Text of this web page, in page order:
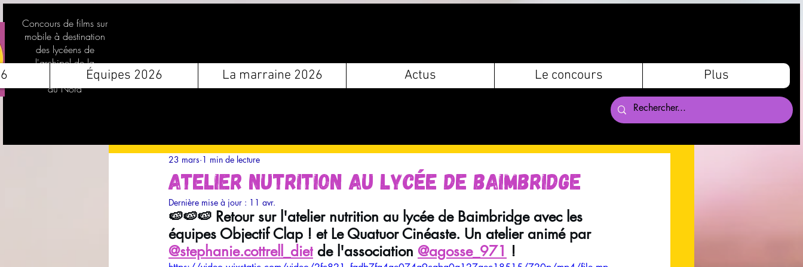
Concours de films sur
mobile à destination
des lycéens de
l'archipel de la
Guadeloupe et des Îles
du Nord
Équipes 2026 La marraine 2026 Actus Le concours Plus
Atelier nutrition au lycée de Baimbridge
23 mars 1 min de lecture
Dernière mise à jour : 11 avr.
🍉🍉🍉 Retour sur l'atelier nutrition au lycée de Baimbridge avec les
équipes Objectif Clap ! et Le Quatuor Cinéaste. Un atelier animé par
@stephanie.cottrell_diet de l'association @agosse_971 !